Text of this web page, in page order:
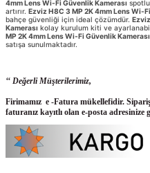
4mm Lens Wi-Fi Güvenlik Kamerası
artırır. Ezviz H8C 3 MP 2K 4mm Lens Wi-
bahçe güvenliği için ideal çözümdür.
Kamerası kolay kurulum kiti ve
MP 2K 4mm Lens Wi-Fi Güvenlik Kamerası
satışa sunulmaktadır.
‘‘ Değerli Müşterilerimiz,
Firimamız e -Fatura mükellefidir.
faturanız kayıtlı olan e-posta adresinize